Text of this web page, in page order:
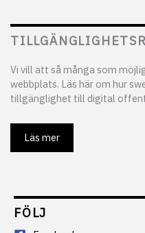
Vi vill att så många som
webbplats. Läs här om hur
tillgänglighet till digital
Läs mer
FÖLJ